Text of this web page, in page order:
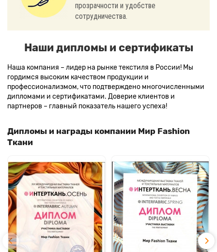
прозрачности и удобстве
сотрудничества.
Наши дипломы и сертификаты
Наша компания – лидер на рынке текстиля в России! Мы
гордимся высоким качеством продукции и
профессионализмом, что подтверждено многочисленными
дипломами и сертификатами. Доверие клиентов и
партнеров – главный показатель нашего успеха!
Дипломы и награды компании Мир Fashion
Ткани